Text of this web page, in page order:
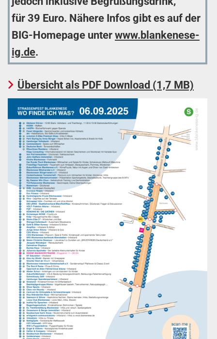
für39 Euro. Nähere Infos gibt es auf der
BIG-Homepage unterwww.blankenese-
ig.de.
Übersicht als PDF Download (1,7 MB)